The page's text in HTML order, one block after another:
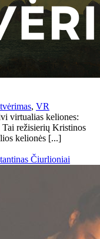
, VR
virtualias keliones:
Tai režisierių Kristinos
kelionės [...]
Čiurlioniai